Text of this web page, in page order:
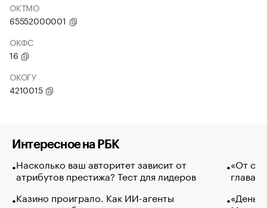
ОКТМО
65552000001
ОКФС
16
ОКОГУ
4210015
Интересное на РБК
Насколько ваш авторитет зависит от
атрибутов престижа? Тест для лидеров
Казино проиграло. Как ИИ-агенты
«От
глава